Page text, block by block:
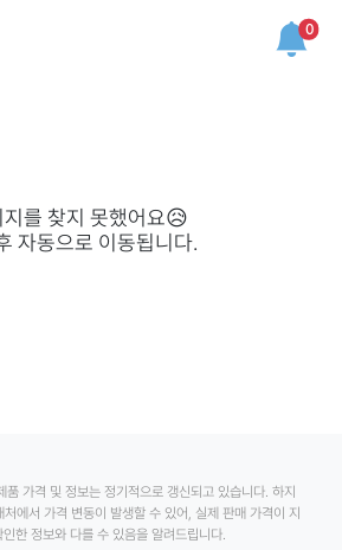
0
지를 찾지 못했어요😥
자동으로 이동됩니다.
품 가격 및 정보는 정기적으로 갱신되고 있습니다. 하지
에서 가격 변동이 발생할 수 있어, 실제 판매 가격이 지
인한 정보와 다를 수 있음을 알려드립니다.